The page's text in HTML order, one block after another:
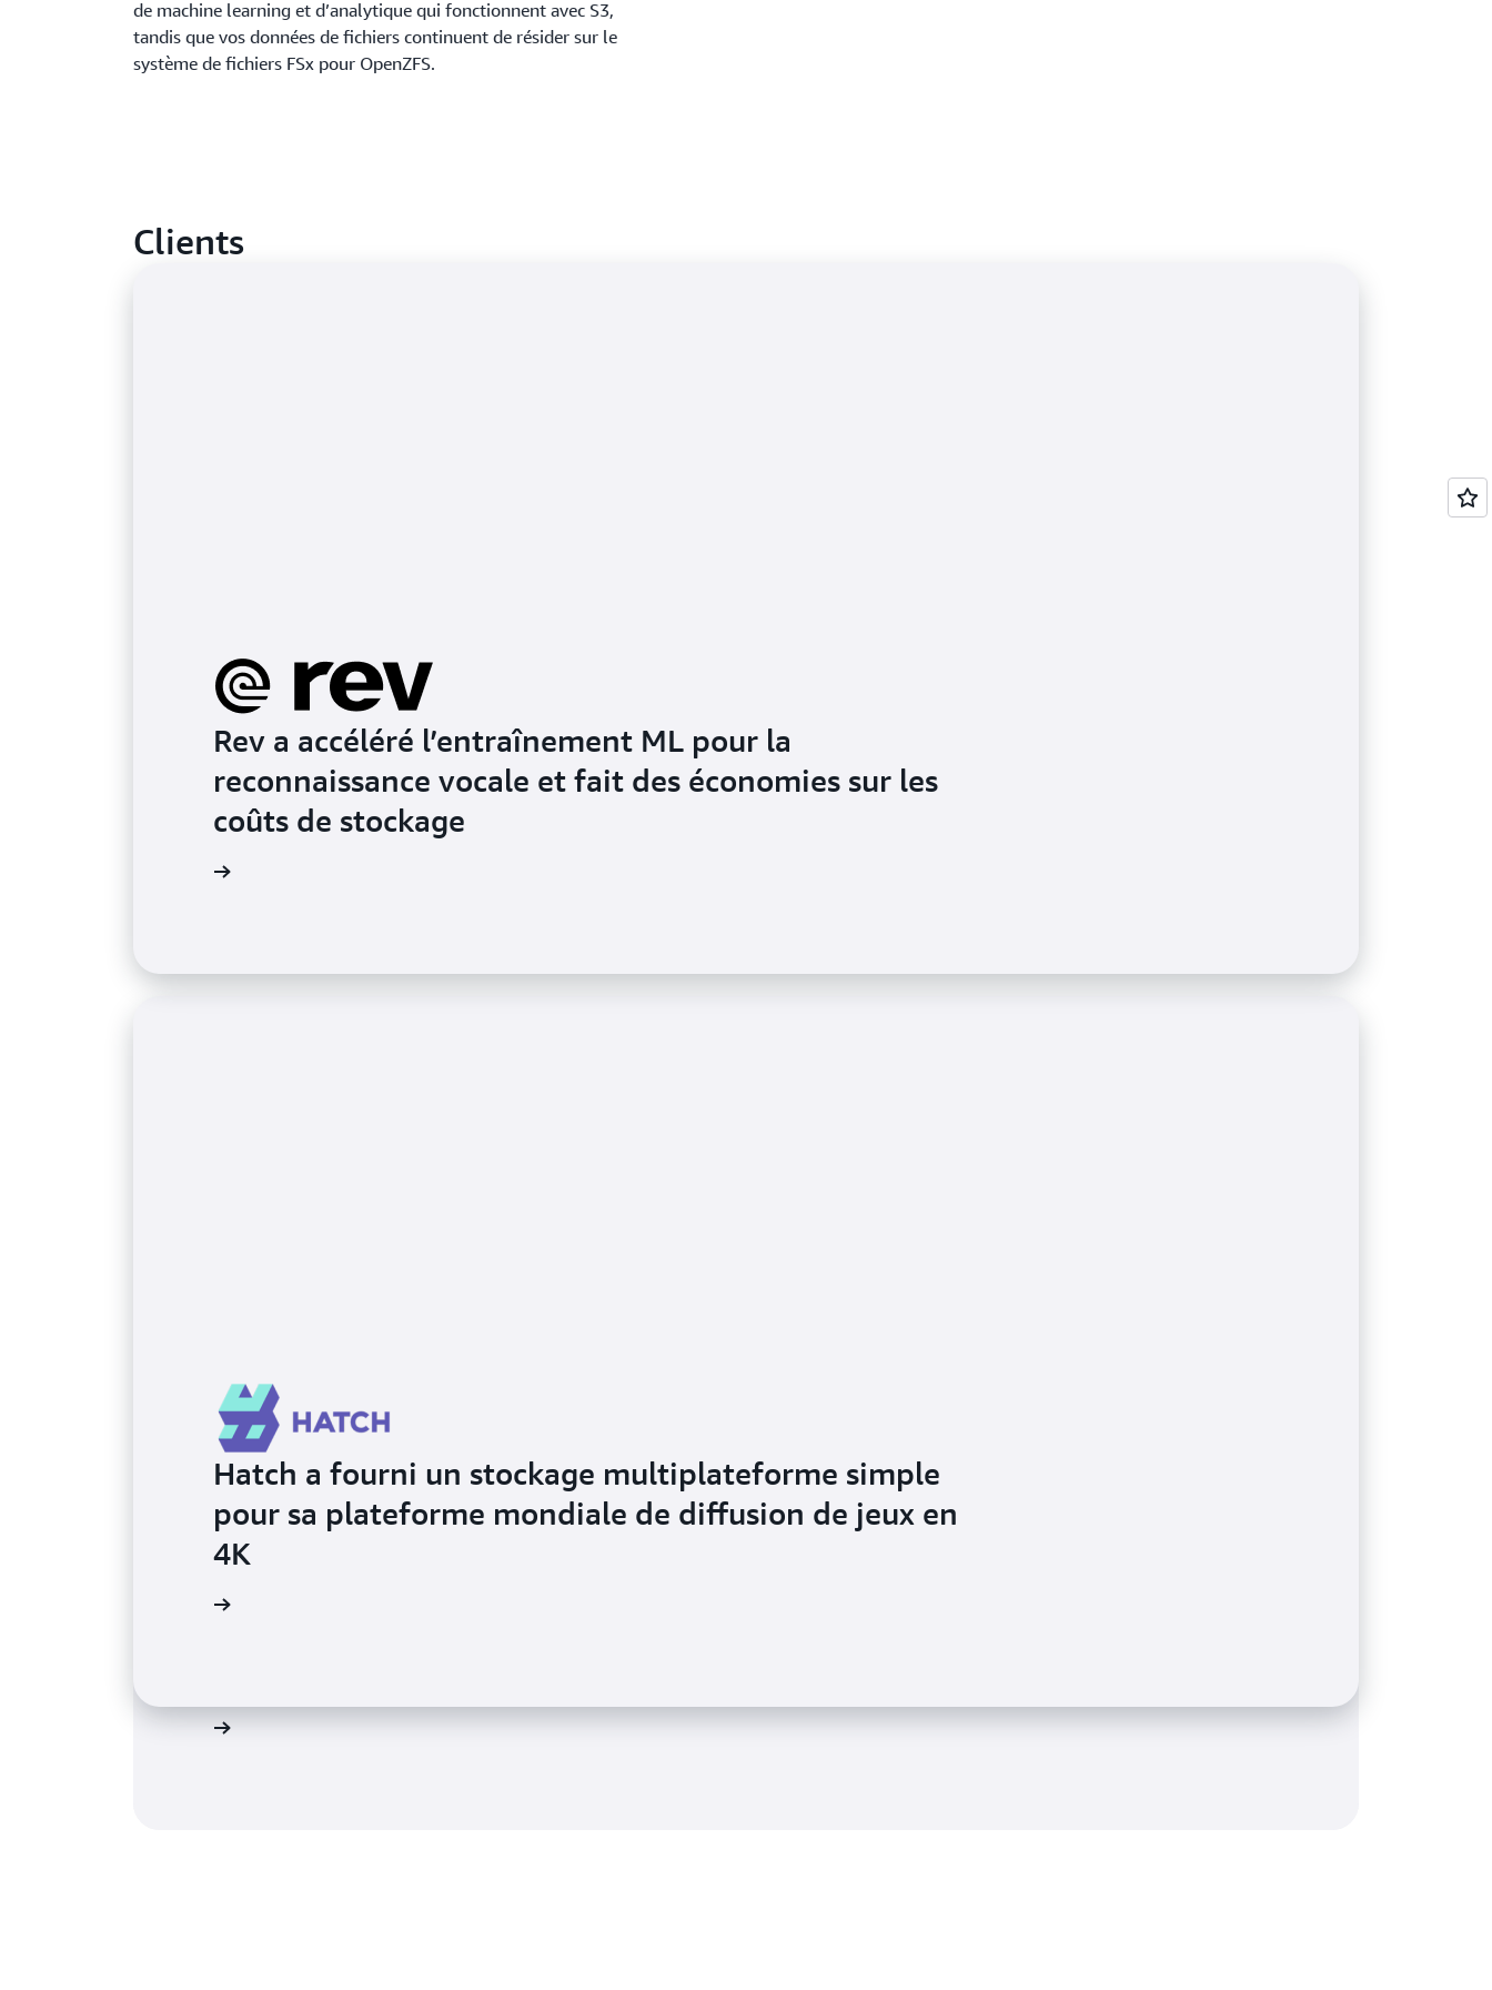
de machine learning et d’analytique qui fonctionnent avec S3,
tandis que vos données de fichiers continuent de résider sur le
système de fichiers FSx pour OpenZFS.
Clients
Rev a accéléré l’entraînement ML pour la
reconnaissance vocale et fait des économies sur les
coûts de stockage
Hatch a fourni un stockage multiplateforme simple
pour sa plateforme mondiale de diffusion de jeux en
4K
Vela Games réduit les temps de création pour les